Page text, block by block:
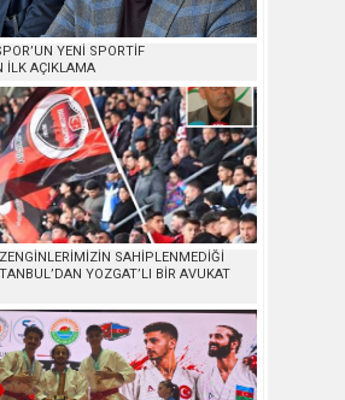
YENİ SPORTİF
İLK AÇIKLAMA
SAHİPLENMEDİĞİ
YOZGAT’LI BİR AVUKAT